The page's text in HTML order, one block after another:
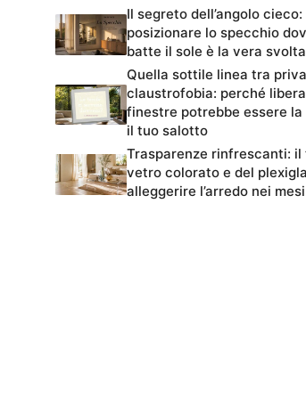
Il segreto dell’angolo
posizionare lo specchio
batte il sole è la vera
Quella sottile linea tra
claustrofobia: perché
finestre potrebbe essere
il tuo salotto
Trasparenze rinfrescanti: il
vetro colorato e del
alleggerire l’arredo nei